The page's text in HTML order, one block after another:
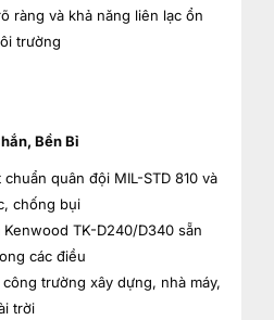
ràng và khả năng liên lạc ổn
trường
Bền Bỉ
quân đội MIL-STD 810 và
chống bụi
TK-D240/D340 sẵn
các điều
trường xây dựng, nhà máy,
trời